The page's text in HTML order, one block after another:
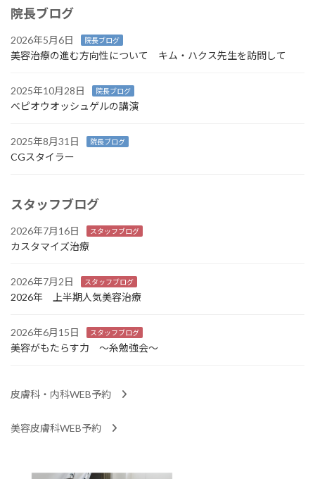
院長ブログ
2026年5月6日 院長ブログ
美容治療の進む方向性について キム・ハクス先生を訪問して
2025年10月28日 院長ブログ
ベピオウオッシュゲルの講演
2025年8月31日 院長ブログ
CGスタイラー
スタッフブログ
2026年7月16日 スタッフブログ
カスタマイズ治療
2026年7月2日 スタッフブログ
2026年 上半期人気美容治療
2026年6月15日 スタッフブログ
美容がもたらす力 ～糸勉強会～
皮膚科・内科WEB予約
美容皮膚科WEB予約